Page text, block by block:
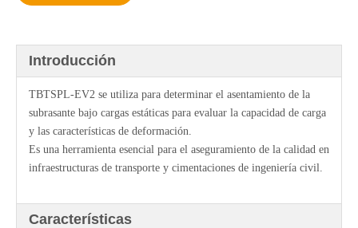
Introducción
TBTSPL-EV2 se utiliza para determinar el asentamiento de la
subrasante bajo cargas estáticas para evaluar la capacidad de carga
y las características de deformación.
Es una herramienta esencial para el aseguramiento de la calidad en
infraestructuras de transporte y cimentaciones de ingeniería civil.
Características